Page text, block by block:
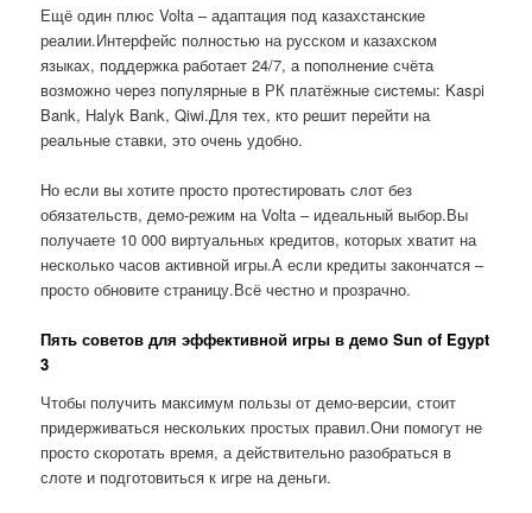
Ещё один плюс Volta – адаптация под казахстанские
реалии.Интерфейс полностью на русском и казахском
языках, поддержка работает 24/7, а пополнение счёта
возможно через популярные в РК платёжные системы: Kaspi
Bank, Halyk Bank, Qiwi.Для тех, кто решит перейти на
реальные ставки, это очень удобно.
Но если вы хотите просто протестировать слот без
обязательств, демо-режим на Volta – идеальный выбор.Вы
получаете 10 000 виртуальных кредитов, которых хватит на
несколько часов активной игры.А если кредиты закончатся –
просто обновите страницу.Всё честно и прозрачно.
Пять советов для эффективной игры в демо Sun of Egypt
3
Чтобы получить максимум пользы от демо-версии, стоит
придерживаться нескольких простых правил.Они помогут не
просто скоротать время, а действительно разобраться в
слоте и подготовиться к игре на деньги.